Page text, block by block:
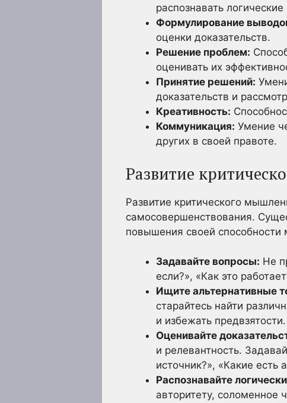
распознавать
Формулирование
оценки доказательств.
Решение проблем:
оценивать их
Принятие решений:
доказательств и
Креативность:
Коммуникация: Умение
других в своей правоте.
Развитие
Развитие критического
самосовершенствования.
повышения своей способности
Задавайте вопросы: Не
если?», «Как это
Ищите альтернативные
старайтесь найти
и избежать предвзятости.
Оценивайте
и релевантность.
источник?», «Какие есть
Распознавайте
авторитету, соломенное